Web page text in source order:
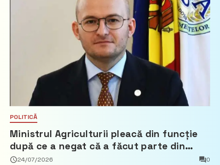
POLITICĂ
Ministrul Agriculturii pleacă din funcție
după ce a negat că a făcut parte din
Partidul Democrat
24/07/2026 0